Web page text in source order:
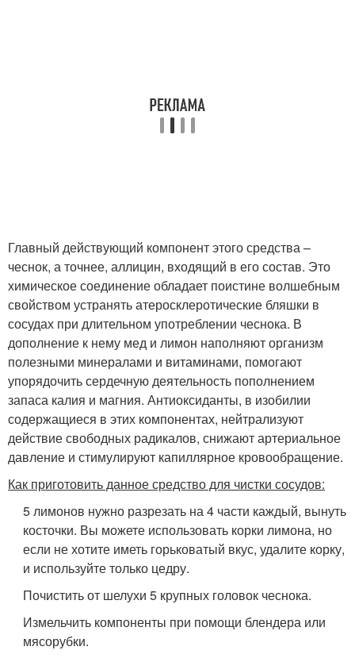
Главный действующий компонент этого средства –
чеснок, а точнее, аллицин, входящий в его состав. Это
химическое соединение обладает поистине волшебным
свойством устранять атеросклеротические бляшки в
сосудах при длительном употреблении чеснока. В
дополнение к нему мед и лимон наполняют организм
полезными минералами и витаминами, помогают
упорядочить сердечную деятельность пополнением
запаса калия и магния. Антиоксиданты, в изобилии
содержащиеся в этих компонентах, нейтрализуют
действие свободных радикалов, снижают артериальное
давление и стимулируют капиллярное кровообращение.
Как приготовить данное средство для чистки сосудов:
5 лимонов нужно разрезать на 4 части каждый, вынуть
косточки. Вы можете использовать корки лимона, но
если не хотите иметь горьковатый вкус, удалите корку,
и используйте только цедру.
Почистить от шелухи 5 крупных головок чеснока.
Измельчить компоненты при помощи блендера или
мясорубки.